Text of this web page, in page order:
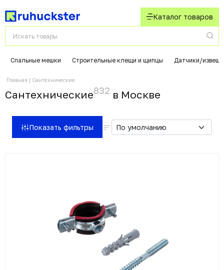
Каталог товаров
Спальные мешки Строительные клещи и щипцы Датчики/
Главная Сантехнические
Сантехнические832 в Москвe
Показать фильтры